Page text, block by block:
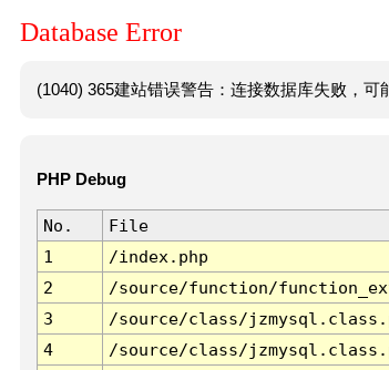
Database Error
(1040) 365建站错误警告：连接数据库失败，可
PHP Debug
No. File
1
/index.php
2
/source/function/
3
/source/class/
4
/source/class/